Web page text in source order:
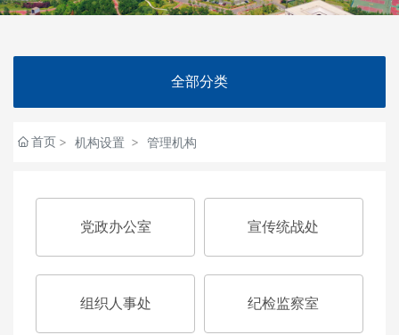
教学研究
招生就业
全部分类
首页 机构设置 管理机构
党政办公室 宣传统战处
组织人事处 纪检监察室